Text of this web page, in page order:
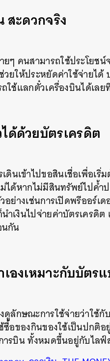
สะดวกจริง
ยๆ คนสามารถใช้ประโยช
ยให้ประหยัดค่าใช้จ่ายไ
ใช้แลกตั๋วเครื่องบินได้เลย
ด้ด้วยบัตรเครดิต
เดินเข้าไปขอสินเชื่อเพื่อเ
ได้หากไม่มีสินทรัพย์ไปค้ำ
อย่างเช่นการเปิดพรีออร์เ
ำเงินไปจ่ายค่าบัตรเครดิ
กัน
เองเหมาะกับบัตร
ดูลักษณะการใช้จ่ายว่าใช้กั
ซื้อของกินของใช้เป็นปกติ
ารบิน ทั้งหมดขึ้นอยู่กับไล